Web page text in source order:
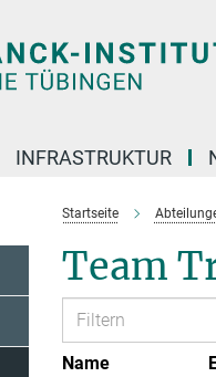
INFRASTRUKTUR
Startseite
Team
Name